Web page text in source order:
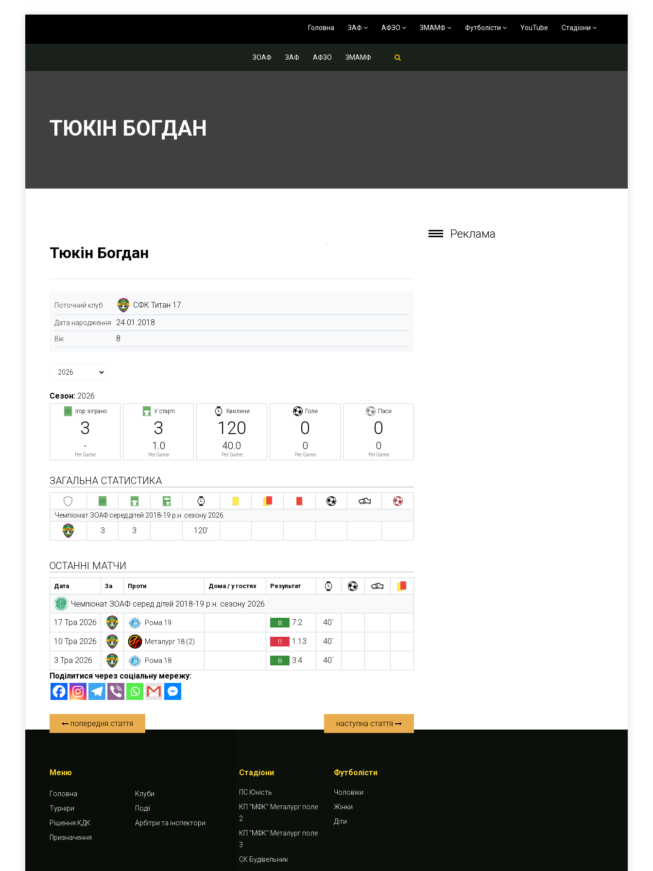
Головна ЗАФ АФЗО ЗМАМФ Футболісти YouTube Стадіони
ЗОАФ ЗАФ АФЗО ЗМАМФ
ТЮКІН БОГДАН
Тюкін Богдан
Поточний клуб СФК Титан 17
Дата народження 24.01.2018
Вік 8
Сезон: 2026
Ігор зіграно
3
-
Per Game
У старті
3
1.0
Per Game
Хвилини
120
40.0
Per Game
Голи
0
0
Per Game
Паси
0
0
Per Game
ЗАГАЛЬНА СТАТИСТИКА
Чемпіонат ЗОАФ серед дітей 2018-19 р.н. сезону 2026
3 3 120′
ОСТАННІ МАТЧИ
Дата За Проти Дома / у гостях Результат
Чемпіонат ЗОАФ серед дітей 2018-19 р.н. сезону 2026
17 Тра 2026 Рома 19 в 7:2 40`
10 Тра 2026 Металург 18 (2) п 1:13 40`
3 Тра 2026 Рома 18 в 3:4
40`
Поділитися через соціальну мережу:
попередня стаття наступна стаття
Реклама
Меню
Головна
Клуби
Турніри
Події
Рішення КДК
Арбітри та інспектори
Призначення
Стадіони
ПС Юність
КП “МФК” Металург поле
2
КП “МФК” Металург поле
3
СК Будівельник
Футболісти
Чоловіки
Жінки
Діти